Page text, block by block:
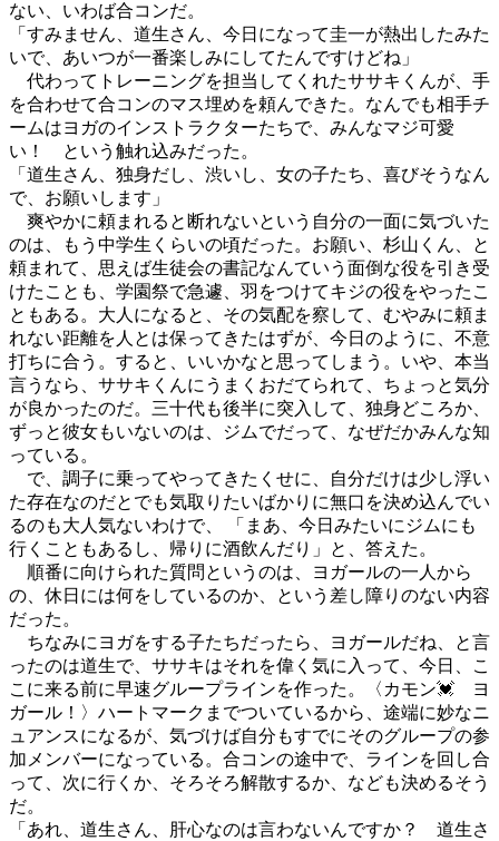
ない、いわば合コンだ。
「すみません、道生さん、今日になって圭一が熱出したみた
いで、あいつが一番楽しみにしてたんですけどね」
代わってトレーニングを担当してくれたササキくんが、手
を合わせて合コンのマス埋めを頼んできた。なんでも相手チ
ームはヨガのインストラクターたちで、みんなマジ可愛
い！ という触れ込みだった。
「道生さん、独身だし、渋いし、女の子たち、喜びそうなん
で、お願いします」
爽やかに頼まれると断れないという自分の一面に気づいた
のは、もう中学生くらいの頃だった。お願い、杉山くん、と
頼まれて、思えば生徒会の書記なんていう面倒な役を引き受
けたことも、学園祭で急遽、羽をつけてキジの役をやったこ
ともある。大人になると、その気配を察して、むやみに頼ま
れない距離を人とは保ってきたはずが、今日のように、不意
打ちに合う。すると、いいかなと思ってしまう。いや、本当
言うなら、ササキくんにうまくおだてられて、ちょっと気分
が良かったのだ。三十代も後半に突入して、独身どころか、
ずっと彼女もいないのは、ジムでだって、なぜだかみんな知
っている。
で、調子に乗ってやってきたくせに、自分だけは少し浮い
た存在なのだとでも気取りたいばかりに無口を決め込んでい
るのも大人気ないわけで、 「まあ、今日みたいにジムにも
行くこともあるし、帰りに酒飲んだり」と、答えた。
順番に向けられた質問というのは、ヨガールの一人から
の、休日には何をしているのか、という差し障りのない内容
だった。
ちなみにヨガをする子たちだったら、ヨガールだね、と言
ったのは道生で、ササキはそれを偉く気に入って、今日、こ
こに来る前に早速グループラインを作った。〈カモン💓 ヨ
ガール！〉ハートマークまでついているから、途端に妙なニ
ュアンスになるが、気づけば自分もすでにそのグループの参
加メンバーになっている。合コンの途中で、ラインを回し合
って、次に行くか、そろそろ解散するか、なども決めるそう
だ。
「あれ、道生さん、肝心なのは言わないんですか？ 道生さ